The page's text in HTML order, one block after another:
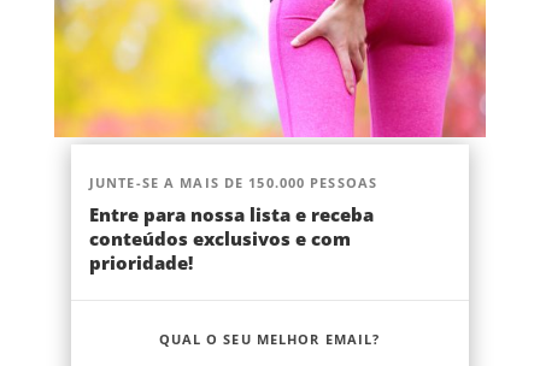
JUNTE-SE A MAIS DE 150.000 PESSOAS
Entre para nossa lista e receba
conteúdos exclusivos e com
prioridade!
QUAL O SEU MELHOR EMAIL?